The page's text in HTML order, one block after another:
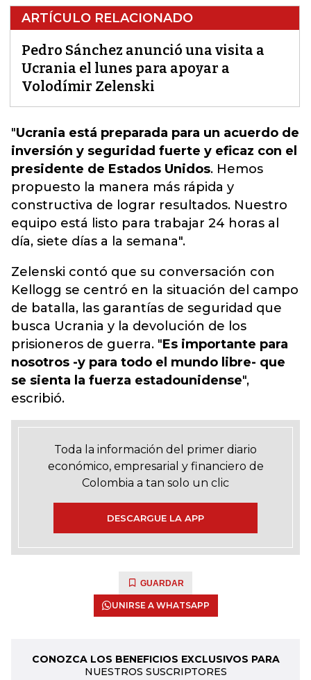
ARTÍCULO RELACIONADO
Pedro Sánchez anunció una visita a
Ucrania el lunes para apoyar a
Volodímir Zelenski
"Ucrania está preparada para un acuerdo de
inversión y seguridad fuerte y eficaz con el
presidente de Estados Unidos. Hemos
propuesto la manera más rápida y
constructiva de lograr resultados. Nuestro
equipo está listo para trabajar 24 horas al
día, siete días a la semana".
Zelenski contó que su conversación con
Kellogg se centró en la situación del campo
de batalla, las garantías de seguridad que
busca Ucrania y la devolución de los
prisioneros de guerra. "Es importante para
nosotros -y para todo el mundo libre- que
se sienta la fuerza estadounidense",
escribió.
Toda la información del primer diario
económico, empresarial y financiero de
Colombia a tan solo un clic
DESCARGUE LA APP
GUARDAR
UNIRSE A WHATSAPP
CONOZCA LOS BENEFICIOS EXCLUSIVOS PARA
NUESTROS SUSCRIPTORES